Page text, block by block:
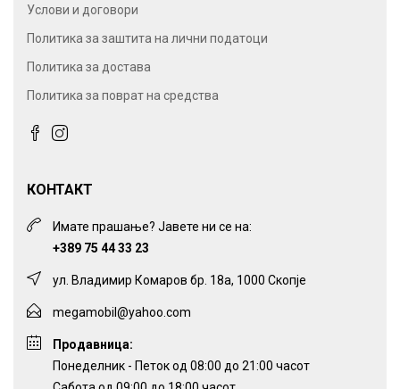
Услови и договори
Политика за заштита на лични податоци
Политика за достава
Политика за поврат на средства
КОНТАКТ
Имате прашање? Јавете ни се на:
+389 75 44 33 23
ул. Владимир Комаров бр. 18а, 1000 Скопје
megamobil@yahoo.com
Продавница:
Понеделник - Петок од 08:00 до 21:00 часот